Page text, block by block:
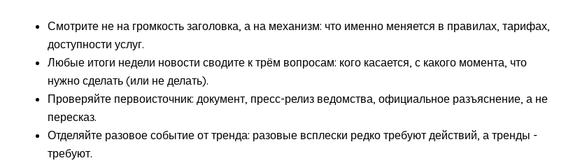
Смотрите не на громкость заголовка, а на механизм: что именно меняется в правилах, тарифах,
доступности услуг.
Любые итоги недели новости сводите к трём вопросам: кого касается, с какого момента, что
нужно сделать (или не делать).
Проверяйте первоисточник: документ, пресс-релиз ведомства, официальное разъяснение, а не
пересказ.
Отделяйте разовое событие от тренда: разовые всплески редко требуют действий, а тренды -
требуют.